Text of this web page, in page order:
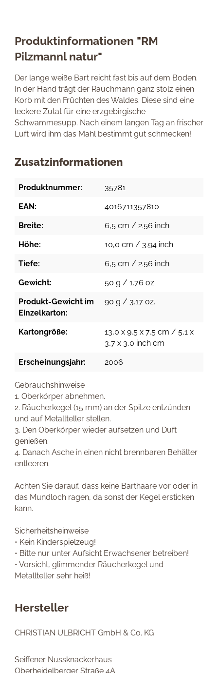
Produktinformationen "RM
Pilzmannl natur"
Der lange weiße Bart reicht fast bis auf dem Boden.
In der Hand trägt der Rauchmann ganz stolz einen
Korb mit den Früchten des Waldes. Diese sind eine
leckere Zutat für eine erzgebirgische
Schwammesupp. Nach einem langen Tag an frischer
Luft wird ihm das Mahl bestimmt gut schmecken!
Zusatzinformationen
Produktnummer: 35781
EAN: 4016711357810
Breite: 6,5 cm / 2.56 inch
Höhe: 10,0 cm / 3.94 inch
Tiefe: 6,5 cm / 2.56 inch
Gewicht: 50 g / 1.76 oz.
Produkt-Gewicht im
Einzelkarton:
90 g / 3.17 oz.
Kartongröße:
13,0 x 9,5 x 7,5 cm / 5,1 x
3,7 x 3,0 inch cm
Erscheinungsjahr: 2006
Gebrauchshinweise
1. Oberkörper abnehmen.
2. Räucherkegel (15 mm) an der Spitze entzünden
und auf Metallteller stellen.
3. Den Oberkörper wieder aufsetzen und Duft
genießen.
4. Danach Asche in einen nicht brennbaren Behälter
entleeren.
Achten Sie darauf, dass keine Barthaare vor oder in
das Mundloch ragen, da sonst der Kegel ersticken
kann.
Sicherheitsheinweise
• Kein Kinderspielzeug!
• Bitte nur unter Aufsicht Erwachsener betreiben!
• Vorsicht, glimmender Räucherkegel und
Metallteller sehr heiß!
Hersteller
CHRISTIAN ULBRICHT GmbH & Co. KG
Seiffener Nussknackerhaus
Oberheidelberger Straße 4A